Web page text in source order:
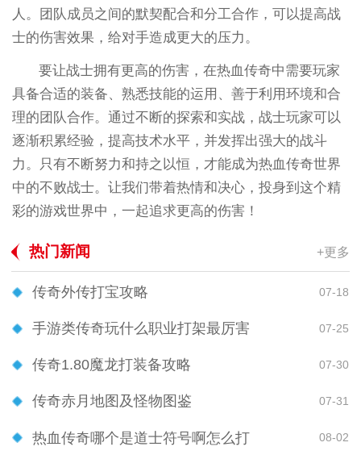
人。团队成员之间的默契配合和分工合作，可以提高战
士的伤害效果，给对手造成更大的压力。
要让战士拥有更高的伤害，在热血传奇中需要玩家
具备合适的装备、熟悉技能的运用、善于利用环境和合
理的团队合作。通过不断的探索和实战，战士玩家可以
逐渐积累经验，提高技术水平，并发挥出强大的战斗
力。只有不断努力和持之以恒，才能成为热血传奇世界
中的不败战士。让我们带着热情和决心，投身到这个精
彩的游戏世界中，一起追求更高的伤害！
热门新闻 +更多
传奇外传打宝攻略 07-18
手游类传奇玩什么职业打架最厉害 07-25
传奇1.80魔龙打装备攻略 07-30
传奇赤月地图及怪物图鉴 07-31
热血传奇哪个是道士符号啊怎么打 08-02